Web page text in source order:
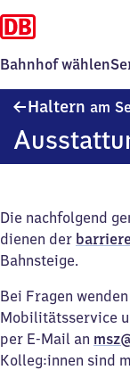
Bahnhof wählen
Haltern am
Die nachfolgend
dienen der
Bahnsteige.
Bei Fragen
Mobilitätsservice
per E-Mail an
Kolleg:innen sind